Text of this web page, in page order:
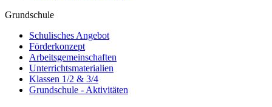
Grundschule
Schulisches Angebot
Förderkonzept
Arbeitsgemeinschaften
Unterrichtsmaterialien
Klassen 1/2 & 3/4
Grundschule - Aktivitäten